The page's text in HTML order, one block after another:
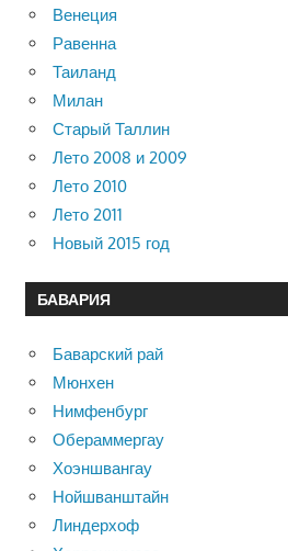
Венеция
Равенна
Таиланд
Милан
Старый Таллин
Лето 2008 и 2009
Лето 2010
Лето 2011
Новый 2015 год
БАВАРИЯ
Баварский рай
Мюнхен
Нимфенбург
Обераммергау
Хоэншвангау
Нойшванштайн
Линдерхоф